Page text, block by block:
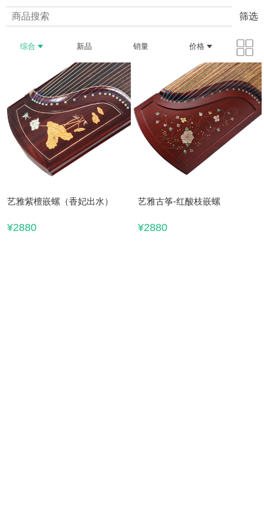
筛选
综合 新品 销量 价格
艺雅紫檀嵌螺（香妃出水）
¥2880
艺雅古筝-红酸枝嵌螺
¥2880